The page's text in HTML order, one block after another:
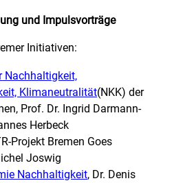
und Impulsvorträge
Initiativen:
Nachhaltigkeit,
Klimaneutralität(NKK) der
Prof. Dr. Ingrid Darmann-
Herbeck
Projekt Bremen Goes
Joswig
Nachhaltigkeit, Dr. Denis